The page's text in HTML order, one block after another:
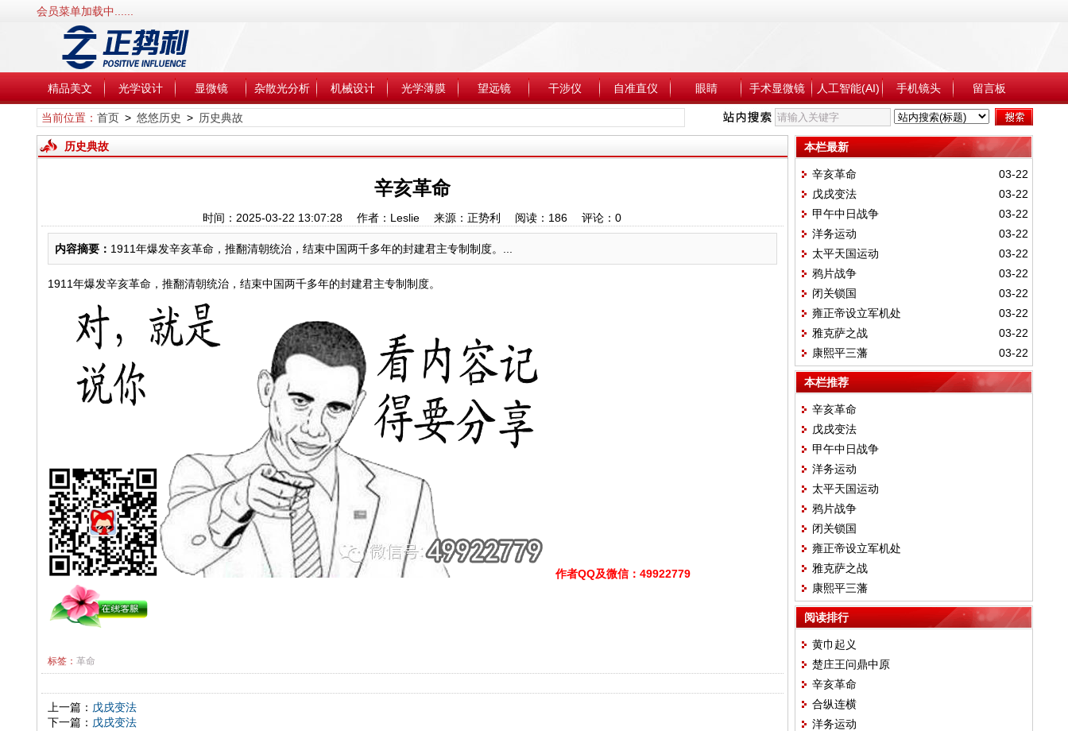
会员菜单加载中......
精品美文 光学设计 显微镜 杂散光分析 机械设计 光学薄膜 望远镜 干涉仪 自准直仪 眼睛 手术显微镜 人工智能(AI) 手机镜头 留言板
当前位置： 首页> 悠悠历史 > 历史典故
历史典故
辛亥革命
时间：2025-03-22 13:07:28 作者：Leslie 来源：正势利 阅读： 186 评论： 0
内容摘要： 1911年爆发辛亥革命，推翻清朝统治，结束中国两千多年的封建君主专制制度。...
1911年爆发辛亥革命，推翻清朝统治，结束中国两千多年的封建君主专制制度。
作者QQ及微信：49922779
标签： 革命
上一篇： 戊戌变法
下一篇： 戊戌变法
本栏最新
03-22
辛亥革命
03-22
戊戌变法
03-22
甲午中日战争
03-22
洋务运动
03-22
太平天国运动
03-22
鸦片战争
03-22
闭关锁国
03-22
雍正帝设立军机处
03-22
雅克萨之战
03-22
康熙平三藩
本栏推荐
辛亥革命
戊戌变法
甲午中日战争
洋务运动
太平天国运动
鸦片战争
闭关锁国
雍正帝设立军机处
雅克萨之战
康熙平三藩
阅读排行
黄巾起义
楚庄王问鼎中原
辛亥革命
合纵连横
洋务运动